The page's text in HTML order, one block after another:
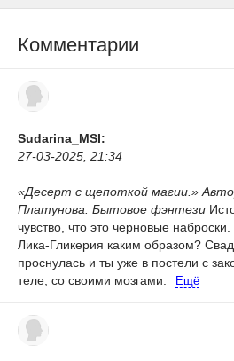
Комментарии
Sudarina_MSI:
27-03-2025, 21:34
«Десерт с щепоткой магии.»
Платунова. Бытовое фэнтези
чувство, что это черновые
Лика-Гликерия каким образом?
проснулась и ты уже в постели с
теле, со своими мозгами.
Ещё